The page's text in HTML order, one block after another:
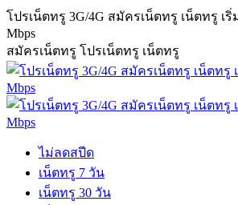
Skip
to
content
โปรเน็ตทรู 3G/4G สมัครเน็ตทรู เน็ตทรู เริ่
Mbps
สมัครเน็ตทรู โปรเน็ตทรู เน็ตทรู
ไม่ลดสปีด
เน็ตทรู 7 วัน
เน็ตทรู 30 วัน